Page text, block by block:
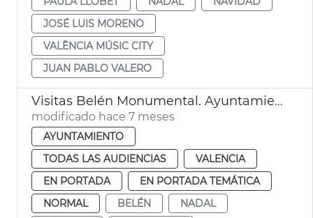
JOSÉ LUIS MORENO
VALÈNCIA MÚSIC CITY
JUAN PABLO VALERO
Visitas Belén Monumental. Ayuntamiento de València
modificado hace 7 meses
AYUNTAMIENTO
TODAS LAS AUDIENCIAS
VALENCIA
EN PORTADA
EN PORTADA TEMÁTICA
NORMAL
BELÉN
NADAL